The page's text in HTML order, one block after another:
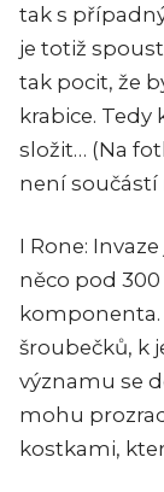
tak s
je totiž
tak pocit, že
krabice. Tedy
složit… (Na
není součástí
I Rone:
něco pod
komponenta.
šroubečků, k
významu se
mohu
kostkami,